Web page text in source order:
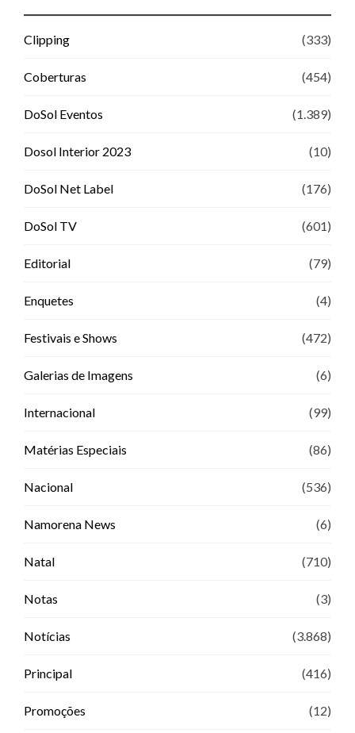
Clipping (333)
Coberturas (454)
DoSol Eventos (1.389)
Dosol Interior 2023 (10)
DoSol Net Label (176)
DoSol TV (601)
Editorial (79)
Enquetes (4)
Festivais e Shows (472)
Galerias de Imagens (6)
Internacional (99)
Matérias Especiais (86)
Nacional (536)
Namorena News (6)
Natal (710)
Notas (3)
Notícias (3.868)
Principal (416)
Promoções (12)